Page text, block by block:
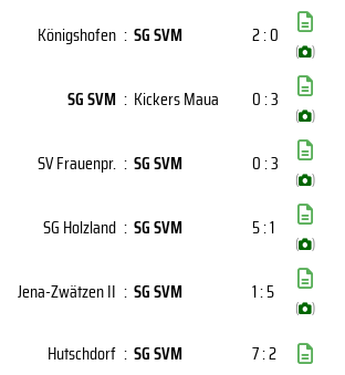
Königshofen : SG SVM 2 : 0
( )
SG SVM : Kickers Maua 0 : 3
( )
SV Frauenpr. : SG SVM 0 : 3
( )
SG Holzland : SG SVM 5 : 1
( )
Jena-Zwätzen II : SG SVM 1 : 5
( )
Hutschdorf : SG SVM
7 : 2